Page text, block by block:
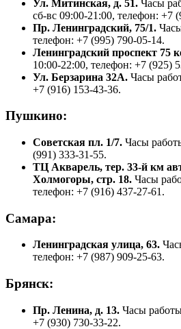
Ул. Митинская, д. 51. Часы
сб-вс 09:00-21:00, телефон: +7
Пр. Ленинградский, 75/1.
телефон: +7 (995) 790-05-14.
Ленинградский проспект 75
10:00-22:00, телефон: +7 (925)
Ул. Берзарина 32А. Часы
+7 (916) 153-43-36.
Пушкино:
Советская пл. 1/7. Часы
(991) 333-31-55.
ТЦ Акварель, тер. 33-й км
Холмогоры, стр. 18. Часы
телефон: +7 (916) 437-27-61.
Самара:
Ленинградская улица, 63.
телефон: +7 (987) 909-25-63.
Брянск:
Пр. Ленина, д. 13. Часы
+7 (930) 730-33-22.